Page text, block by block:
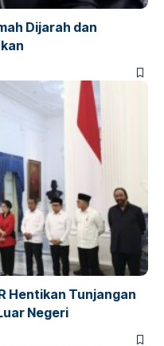
Dijarah dan
Hentikan Tunjangan
Negeri